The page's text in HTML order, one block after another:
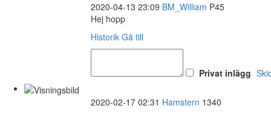
2020-04-13 23:09 BM_William P45
Hej hopp
Historik Gå till
Privat inlägg
2020-02-17 02:31 Hamstern 1340